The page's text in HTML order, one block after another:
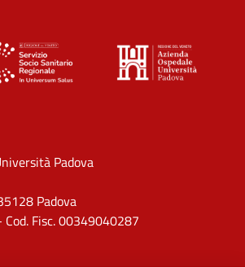
Padova
Padova
Cod. Fisc. 00349040287